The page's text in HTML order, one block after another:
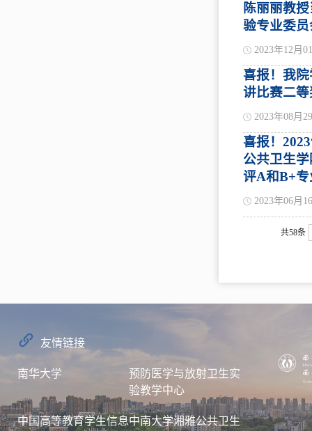
陈丽丽教
验专业委
2023年12月
喜报！我
讲比赛二
2023年08月
喜报！
公共卫生
评A和B+专
2023年06月
共58条
友情链接
南华大学
预防医学与放射卫生实
验教学中心
中国高等教育学生信息中南大学湘雅公共卫生